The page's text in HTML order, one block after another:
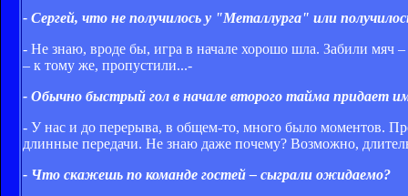
- Сергей, что не получилось у "Металлурга" или
- Не знаю, вроде бы, игра в начале хорошо шла. Забили мяч
– к тому же, пропустили...-
- Обычно быстрый гол в начале второго тайма придает
- У нас и до перерыва, в общем-то, много было моментов.
длинные передачи. Не знаю даже почему? Возможно,
- Что скажешь по команде гостей – сыграли ожидаемо?